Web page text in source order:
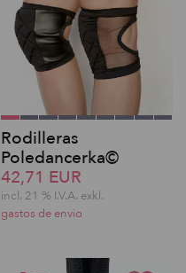
Rodilleras
Poledancerka©
42,71 EUR
incl. 21 % I.V.A. exkl.
gastos de envio